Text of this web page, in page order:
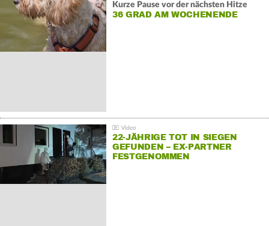
Kurze Pause vor der nächsten Hitze
36 GRAD AM WOCHENENDE
22-JÄHRIGE TOT IN SIEGEN
GEFUNDEN – EX-PARTNER
FESTGENOMMEN